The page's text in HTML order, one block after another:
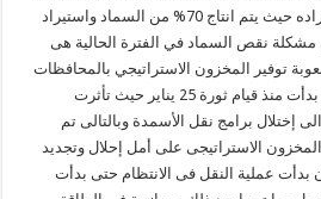
السماد وعدم اللجوء الى استيراده حيث يتم انتاج 70% من السماد واستيراد
مشكلة نقص السماد في الفترة الحالية هى
توفير المخزون الاستراتيجي بالمحافظات
من حصة السماد هذه العوامل بدأت منذ قيام ثورة 25 يناير حيث تأثرت
إختلال برامج نقل الأسمدة وبالتالى تم
الاستراتيجى على أمل إحلال وتجديد
عملية النقل فى الانتظام حتى بدأت